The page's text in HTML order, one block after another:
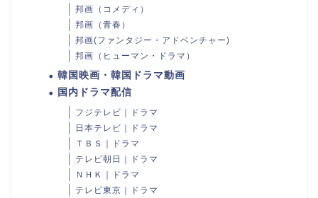
邦画（コメディ）
邦画（青春）
邦画(ファンタジー・アドベンチャー)
邦画（ヒューマン・ドラマ）
韓国映画・韓国ドラマ動画
国内ドラマ配信
フジテレビ｜ドラマ
日本テレビ｜ドラマ
ＴＢＳ｜ドラマ
テレビ朝日｜ドラマ
ＮＨＫ｜ドラマ
テレビ東京｜ドラマ